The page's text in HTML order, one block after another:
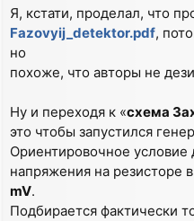
Я, кстати, проделал, что
Fazovyij_detektor.pdf,
но
похоже, что авторы не
Ну и переходя к «схема
это чтобы запустился
Ориентировочное условие
напряжения на резисторе
mV.
Подбирается фактически